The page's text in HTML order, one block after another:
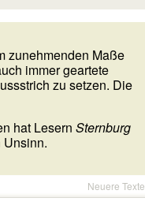
zunehmenden Maße
immer geartete
zu setzen. Die
hat LesernSternburg
Unsinn.
Neuere Texte